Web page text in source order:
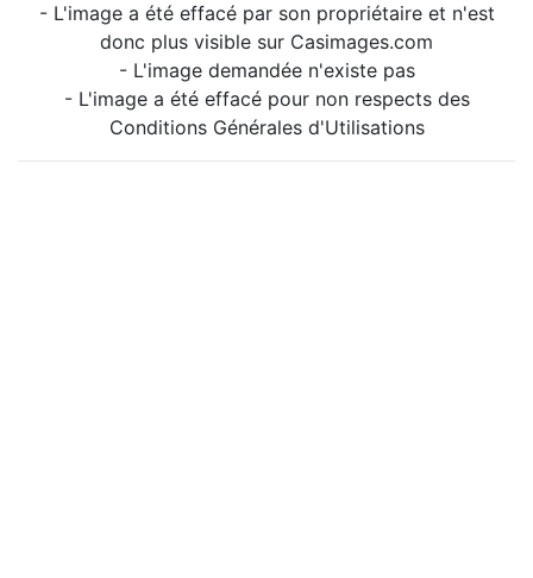
- L'image a été effacé par son propriétaire et n'est
donc plus visible sur Casimages.com
- L'image demandée n'existe pas
- L'image a été effacé pour non respects des
Conditions Générales d'Utilisations